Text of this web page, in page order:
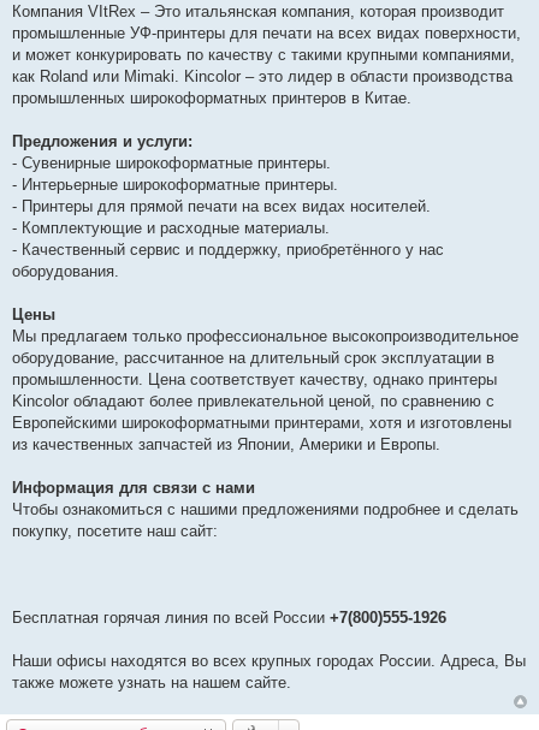
Компания VItRex – Это итальянская компания, которая производит
промышленные УФ-принтеры для печати на всех видах поверхности,
и может конкурировать по качеству с такими крупными компаниями,
как Roland или Mimaki. Kincolor – это лидер в области производства
промышленных широкоформатных принтеров в Китае.
Предложения и услуги:
- Сувенирные широкоформатные принтеры.
- Интерьерные широкоформатные принтеры.
- Принтеры для прямой печати на всех видах носителей.
- Комплектующие и расходные материалы.
- Качественный сервис и поддержку, приобретённого у нас
оборудования.
Цены
Мы предлагаем только профессиональное высокопроизводительное
оборудование, рассчитанное на длительный срок эксплуатации в
промышленности. Цена соответствует качеству, однако принтеры
Kincolor обладают более привлекательной ценой, по сравнению с
Европейскими широкоформатными принтерами, хотя и изготовлены
из качественных запчастей из Японии, Америки и Европы.
Информация для связи с нами
Чтобы ознакомиться с нашими предложениями подробнее и сделать
покупку, посетите наш сайт:
Бесплатная горячая линия по всей России +7(800)555-1926
Наши офисы находятся во всех крупных городах России. Адреса, Вы
также можете узнать на нашем сайте.